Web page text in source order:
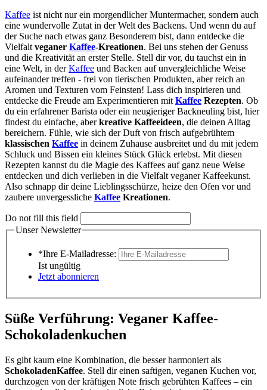
Kaffee ist nicht nur ein morgendlicher Muntermacher, sondern auch
eine wundervolle Zutat in der Welt des Backens. Und wenn du auf
der Suche nach etwas ganz Besonderem bist, dann entdecke die
Vielfalt veganer Kaffee-Kreationen. Bei uns stehen der Genuss
und die Kreativität an erster Stelle. Stell dir vor, du tauchst ein in
eine Welt, in derKaffee und Backen auf unvergleichliche Weise
aufeinander treffen - frei von tierischen Produkten, aber reich an
Aromen und Texturen vom Feinsten! Lass dich inspirieren und
entdecke die Freude am Experimentieren mit Kaffee Rezepten. Ob
du ein erfahrener Barista oder ein neugieriger Backneuling bist, hier
findest du einfache, aberkreative Kaffeeideen, die deinen Alltag
bereichern. Fühle, wie sich der Duft von frisch aufgebrühtem
klassischen Kaffee in deinem Zuhause ausbreitet und du mit jedem
Schluck und Bissen ein kleines Stück Glück erlebst. Mit diesen
Rezepten kannst du die Magie des Kaffees auf ganz neue Weise
entdecken und dich verlieben in die Vielfalt veganer Kaffeekunst.
Also schnapp dir deine Lieblingsschürze, heize den Ofen vor und
zaubere unvergessliche Kaffee Kreationen.
Do not fill this field
Unser Newsletter
*Ihre E-Mailadresse:
Ist ungültig
Jetzt abonnieren
Süße Verführung: Veganer Kaffee-
Schokoladenkuchen
Es gibt kaum eine Kombination, die besser harmoniert als
SchokoladenKaffee. Stell dir einen saftigen, veganen Kuchen vor,
durchzogen von der kräftigen Note frisch gebrühten Kaffees – ein